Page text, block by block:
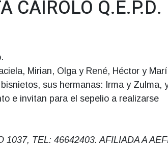
CAIROLO Q.E.P.D.
Mirian, Olga y René, Héctor y
sus hermanas: Irma y Zulma,
e invitan para el sepelio a realizarse
TEL: 46642403. AFILIADA A